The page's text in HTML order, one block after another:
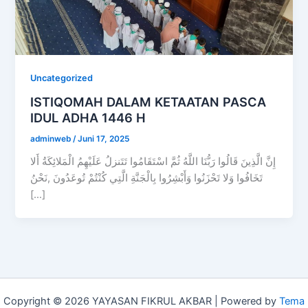
Uncategorized
ISTIQOMAH DALAM KETAATAN PASCA
IDUL ADHA 1446 H
adminweb/Juni 17, 2025
إِنَّ الَّذِينَ قَالُوا رَبُّنَا اللَّهُ ثُمَّ اسْتَقَامُوا تَتَنزلُ عَلَيْهِمُ الْمَلائِكَةُ أَلا
تَخَافُوا وَلا تَحْزَنُوا وَأَبْشِرُوا بِالْجَنَّةِ الَّتِي كُنْتُمْ تُوعَدُونَ ,نَحْنُ
[…]
Copyright © 2026 YAYASAN FIKRUL AKBAR | Powered by Tema